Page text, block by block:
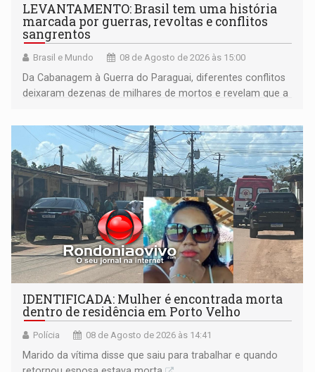
LEVANTAMENTO: Brasil tem uma história
marcada por guerras, revoltas e conflitos
sangrentos
Brasil e Mundo 08 de Agosto de 2026 às 15:00
Da Cabanagem à Guerra do Paraguai, diferentes conflitos
deixaram dezenas de milhares de mortos e revelam que a
territoriais e sociais
IDENTIFICADA: Mulher é encontrada morta
dentro de residência em Porto Velho
Polícia 08 de Agosto de 2026 às 14:41
Marido da vítima disse que saiu para trabalhar e quando